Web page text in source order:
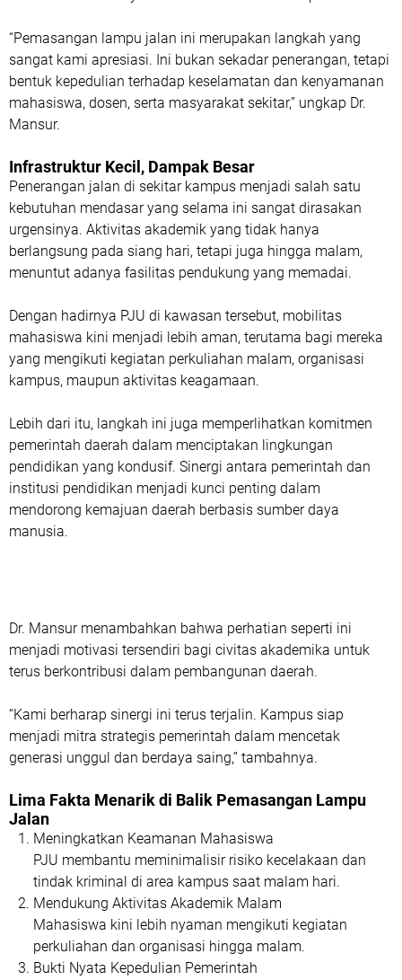
“Pemasangan lampu jalan ini merupakan langkah yang
sangat kami apresiasi. Ini bukan sekadar penerangan, tetapi
bentuk kepedulian terhadap keselamatan dan kenyamanan
mahasiswa, dosen, serta masyarakat sekitar,” ungkap Dr.
Mansur.
Infrastruktur Kecil, Dampak Besar
Penerangan jalan di sekitar kampus menjadi salah satu
kebutuhan mendasar yang selama ini sangat dirasakan
urgensinya. Aktivitas akademik yang tidak hanya
berlangsung pada siang hari, tetapi juga hingga malam,
menuntut adanya fasilitas pendukung yang memadai.
Dengan hadirnya PJU di kawasan tersebut, mobilitas
mahasiswa kini menjadi lebih aman, terutama bagi mereka
yang mengikuti kegiatan perkuliahan malam, organisasi
kampus, maupun aktivitas keagamaan.
Lebih dari itu, langkah ini juga memperlihatkan komitmen
pemerintah daerah dalam menciptakan lingkungan
pendidikan yang kondusif. Sinergi antara pemerintah dan
institusi pendidikan menjadi kunci penting dalam
mendorong kemajuan daerah berbasis sumber daya
manusia.
Dr. Mansur menambahkan bahwa perhatian seperti ini
menjadi motivasi tersendiri bagi civitas akademika untuk
terus berkontribusi dalam pembangunan daerah.
“Kami berharap sinergi ini terus terjalin. Kampus siap
menjadi mitra strategis pemerintah dalam mencetak
generasi unggul dan berdaya saing,” tambahnya.
Lima Fakta Menarik di Balik Pemasangan Lampu
Jalan
Meningkatkan Keamanan Mahasiswa
PJU membantu meminimalisir risiko kecelakaan dan
tindak kriminal di area kampus saat malam hari.
Mendukung Aktivitas Akademik Malam
Mahasiswa kini lebih nyaman mengikuti kegiatan
perkuliahan dan organisasi hingga malam.
Bukti Nyata Kepedulian Pemerintah